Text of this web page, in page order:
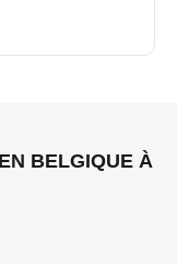
BELGIQUE À